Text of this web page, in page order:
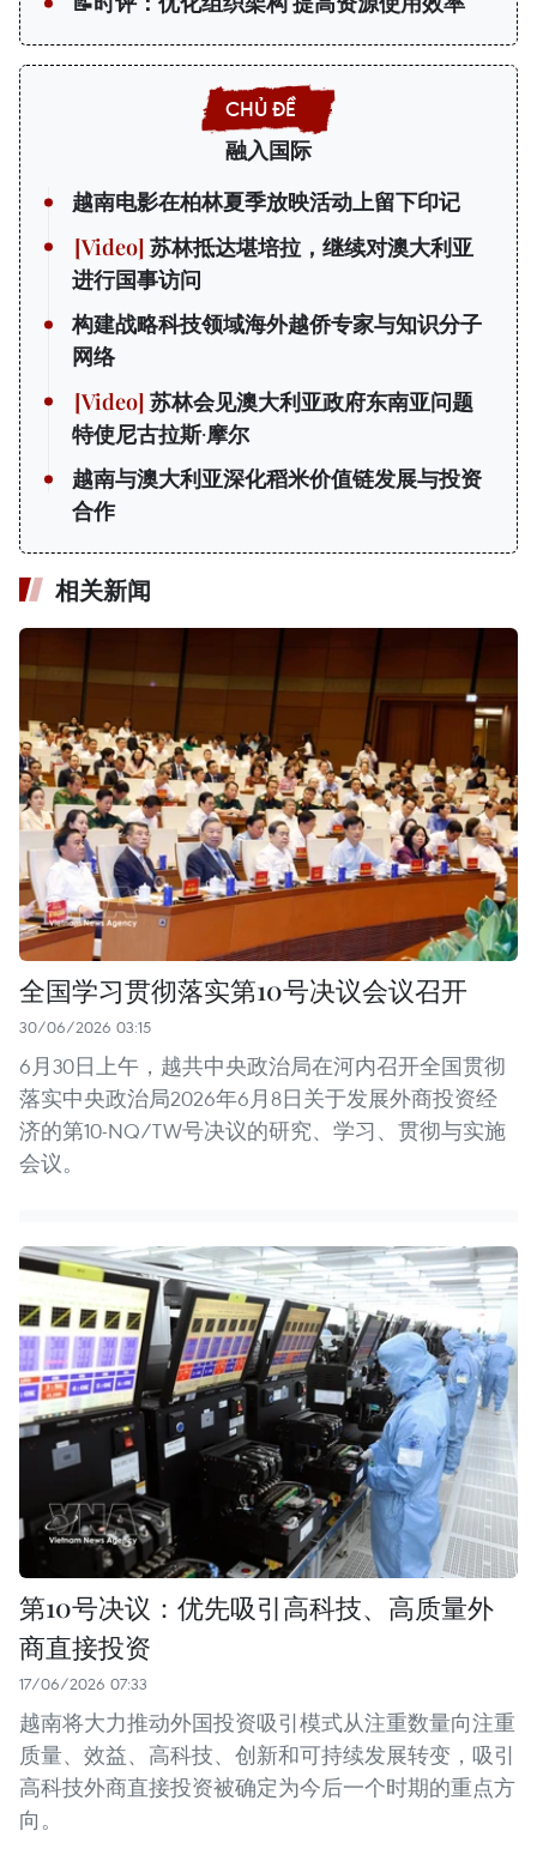
融入国际
越南电影在柏林夏季放映活动上留下印记
苏林抵达堪培拉，继续对澳大利亚
进行国事访问
构建战略科技领域海外越侨专家与知识分子
网络
苏林会见澳大利亚政府东南亚问题
特使尼古拉斯·摩尔
越南与澳大利亚深化稻米价值链发展与投资
合作
相关新闻
全国学习贯彻落实第10号决议会议召开
30/06/2026 03:15
6月30日上午，越共中央政治局在河内召开全国贯彻
落实中央政治局2026年6月8日关于发展外商投资经
济的第10-NQ/TW号决议的研究、学习、贯彻与实施
会议。
第10号决议：优先吸引高科技、高质量外
商直接投资
17/06/2026 07:33
越南将大力推动外国投资吸引模式从注重数量向注重
质量、效益、高科技、创新和可持续发展转变，吸引
高科技外商直接投资被确定为今后一个时期的重点方
向。